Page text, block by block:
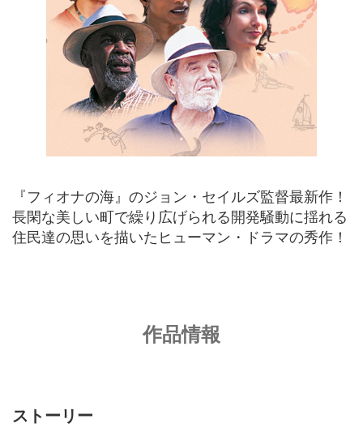
『フィオナの海』のジョン・セイルズ監督最新作！
長閑な美しい町で繰り広げられる開発騒動に揺れる
住民達の思いを描いたヒューマン・ドラマの秀作！
作品情報
ストーリー